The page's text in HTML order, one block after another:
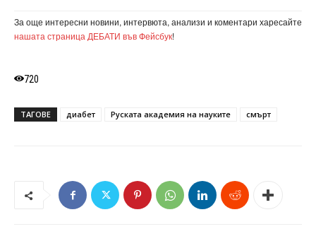
За още интересни новини, интервюта, анализи и коментари харесайте
нашата страница ДЕБАТИ във Фейсбук!
720
ТАГОВЕ диабет Руската академия на науките смърт